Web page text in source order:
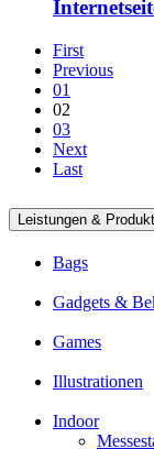
First
Previous
01
02
03
Next
Last
Leistungen &
Bags
Gadgets &
Games
Illustrationen
Indoor